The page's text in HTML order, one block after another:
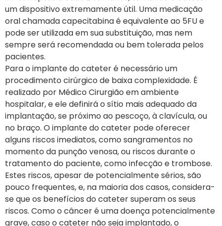
um dispositivo extremamente útil. Uma medicação
oral chamada capecitabina é equivalente ao 5FU e
pode ser utilizada em sua substituição, mas nem
sempre será recomendada ou bem tolerada pelos
pacientes.
Para o implante do cateter é necessário um
procedimento cirúrgico de baixa complexidade. É
realizado por Médico Cirurgião em ambiente
hospitalar, e ele definirá o sítio mais adequado da
implantação, se próximo ao pescoço, à clavícula, ou
no braço. O implante do cateter pode oferecer
alguns riscos imediatos, como sangramentos no
momento da punção venosa, ou riscos durante o
tratamento do paciente, como infecção e trombose.
Estes riscos, apesar de potencialmente sérios, são
pouco frequentes, e, na maioria dos casos, considera-
se que os benefícios do cateter superam os seus
riscos. Como o câncer é uma doença potencialmente
grave, caso o cateter não seja implantado, o